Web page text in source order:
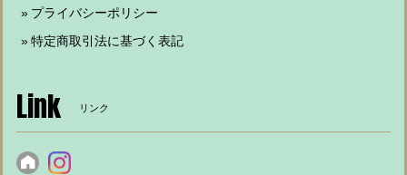
プライバシーポリシー
特定商取引法に基づく表記
Link リンク